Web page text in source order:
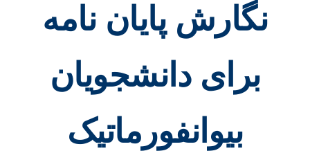
نگارش پایان نامه
برای دانشجویان
بیوانفورماتیک